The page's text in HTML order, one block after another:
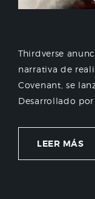
Thirdverse
narrativa de
Covenant, se
Desarrollado
LEER MÁS